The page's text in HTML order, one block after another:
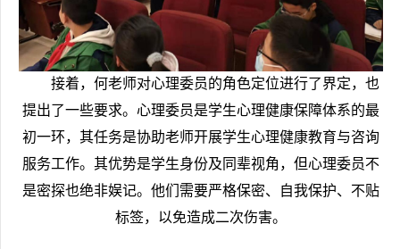
接着，何老师对心理委员的角色定位进行了界定，也
提出了一些要求。心理委员是学生心理健康保障体系的最
初一环，其任务是协助老师开展学生心理健康教育与咨询
服务工作。其优势是学生身份及同辈视角，但心理委员不
是密探也绝非娱记。他们需要严格保密、自我保护、不贴
标签，以免造成二次伤害。